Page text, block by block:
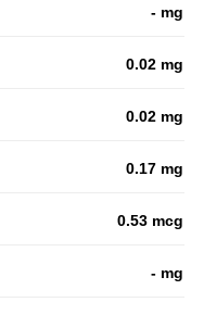
- mg
0.02 mg
0.02 mg
0.17 mg
0.53 mcg
- mg